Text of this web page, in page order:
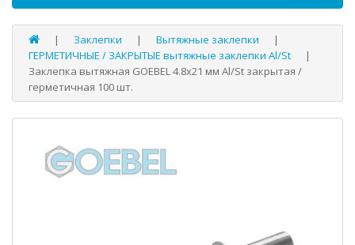
Заклепки
Вытяжные заклепки
ГЕРМЕТИЧНЫЕ / ЗАКРЫТЫЕ вытяжные заклепки Al/St
Заклепка вытяжная GOEBEL 4.8х21 мм Al/St закрытая /
герметичная 100 шт.